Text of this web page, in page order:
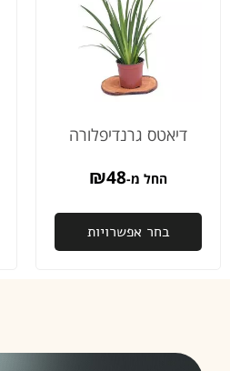
דיאטס גרנדיפלורה
החל מ- ₪48
בחר אפשרויות